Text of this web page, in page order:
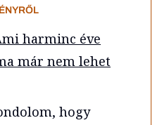
harminc éve
már nem lehet
hogy